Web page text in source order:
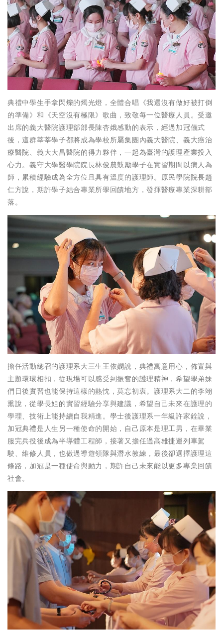
典禮中學生手拿閃爍的燭光燈，全體合唱《我還沒有做好被打倒
的準備》和《天空沒有極限》歌曲，致敬每一位醫療人員。受邀
出席的義大醫院護理部部長陳杏娥感動的表示，經過加冠儀式
後，這群莘莘學子都將成為學校所屬集團內義大醫院、義大癌治
療醫院、義大大昌醫院的得力夥伴，一起為臺灣的護理產業投入
心力。義守大學醫學院院長林俊農鼓勵學子在實習期間以病人為
師，累積經驗成為全方位且具有溫度的護理師。原民學院院長趙
仁方說，期許學子結合專業所學回饋地方，發揮醫療專業深耕部
落。
擔任活動總召的護理系大三生王依嫻說，典禮寓意用心，佈置與
主題環環相扣，從現場可以感受到振奮的護理精神，希望學弟妹
們日後實習也能保持這樣的熱忱，莫忘初衷。護理系大二的李翊
熏說，從學長姐的實習經驗分享與建議，希望自己未來在護理的
學理、技術上能持續自我精進。學士後護理系一年級許家銓說，
加冠典禮是人生另一種使命的開始，自己原本是理工男，在畢業
服完兵役後成為半導體工程師，接著又擔任過高雄捷運列車駕
駛、維修人員，也做過導遊領隊與潛水教練，最後卻選擇護理這
條路，加冠是一種使命與動力，期許自己未來能以更多專業回饋
社會。